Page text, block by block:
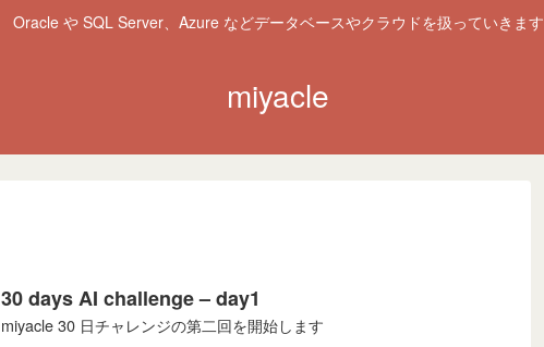
Oracle や SQL Server、Azure などデータベースやクラウドを扱っていきます
miyacle
30 days AI challenge – day1
miyacle 30 日チャレンジの第二回を開始します